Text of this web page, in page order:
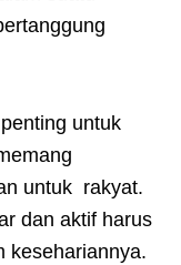
untuk
untuk rakyat.
dan aktif harus
kesehariannya.